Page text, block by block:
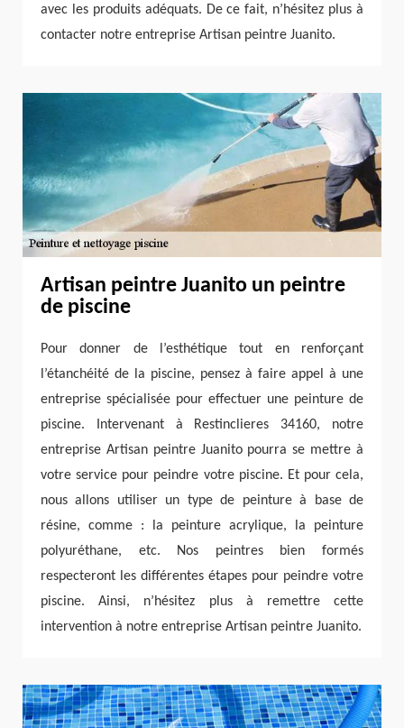
avec les produits adéquats. De ce fait, n’hésitez plus à
contacter notre entreprise Artisan peintre Juanito.
Artisan peintre Juanito un peintre
de piscine
Pour donner de l’esthétique tout en renforçant
l’étanchéité de la piscine, pensez à faire appel à une
entreprise spécialisée pour effectuer une peinture de
piscine. Intervenant à Restinclieres 34160, notre
entreprise Artisan peintre Juanito pourra se mettre à
votre service pour peindre votre piscine. Et pour cela,
nous allons utiliser un type de peinture à base de
résine, comme : la peinture acrylique, la peinture
polyuréthane, etc. Nos peintres bien formés
respecteront les différentes étapes pour peindre votre
piscine. Ainsi, n’hésitez plus à remettre cette
intervention à notre entreprise Artisan peintre Juanito.